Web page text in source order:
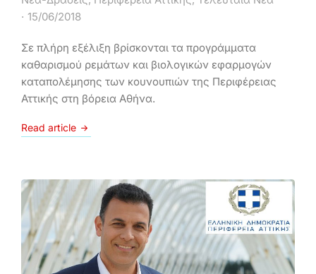
15/06/2018
Σε πλήρη εξέλιξη βρίσκονται τα προγράμματα
καθαρισμού ρεμάτων και βιολογικών εφαρμογών
καταπολέμησης των κουνουπιών της Περιφέρειας
Αττικής στη βόρεια Αθήνα.
Read article